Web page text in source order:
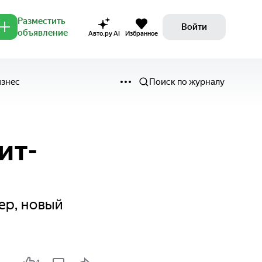
Разместить
объявление
Авто.ру AI Избранное
Войти
Поиск по журналу
новый